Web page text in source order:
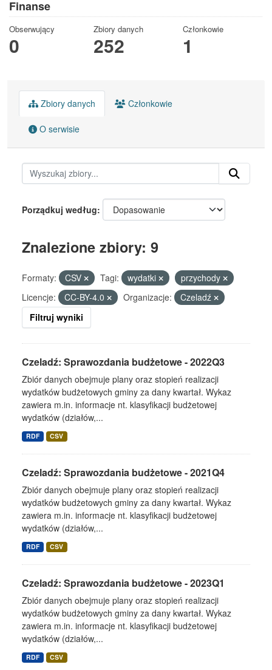
Finanse
Obserwujący
0
Zbiory danych
252
Członkowie
1
Zbiory danych Członkowie
O serwisie
Porządkuj według
Znalezione zbiory: 9
Formaty: CSV Tagi: wydatki
przychody
Licencje:
CC-BY-4.0 Organizacje:
Czeladź
Filtruj wyniki
Czeladź: Sprawozdania budżetowe - 2022Q3
Zbiór danych obejmuje plany oraz stopień realizacji
wydatków budżetowych gminy za dany kwartał. Wykaz
zawiera m.in. informacje nt. klasyfikacji budżetowej
wydatków (działów,...
RDF CSV
Czeladź: Sprawozdania budżetowe - 2021Q4
Zbiór danych obejmuje plany oraz stopień realizacji
wydatków budżetowych gminy za dany kwartał. Wykaz
zawiera m.in. informacje nt. klasyfikacji budżetowej
wydatków (działów,...
RDF CSV
Czeladź: Sprawozdania budżetowe - 2023Q1
Zbiór danych obejmuje plany oraz stopień realizacji
wydatków budżetowych gminy za dany kwartał. Wykaz
zawiera m.in. informacje nt. klasyfikacji budżetowej
wydatków (działów,...
RDF CSV